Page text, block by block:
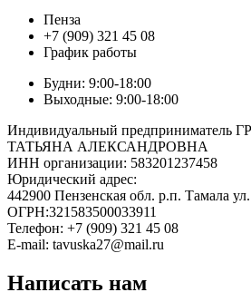
Пенза
+7 (909) 321 45 08
График работы
Будни: 9:00-18:00
Выходные: 9:00-18:00
Индивидуальный
ТАТЬЯНА АЛЕКСАНДРОВНА
ИНН организации: 583201237458
Юридический адрес:
442900 Пензенская обл. р.п. Тамала
ОГРН:321583500033911
Телефон: +7 (909) 321 45 08
E-mail: tavuska27@mail.ru
Написать нам